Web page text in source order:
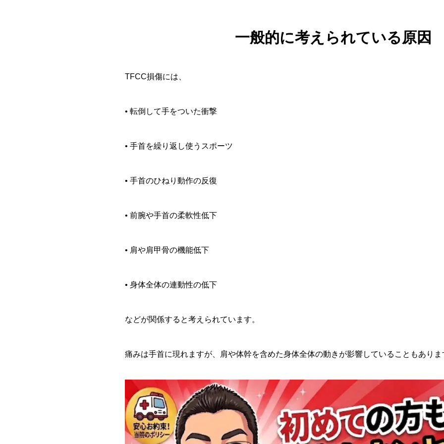
一般的に考えられている原因
TFCC損傷には、
• 転倒して手をついた衝撃
• 手首を繰り返し使うスポーツ
• 手首のひねり動作の反復
• 前腕や手首の柔軟性低下
• 肩や肩甲骨の機能低下
• 身体全体の連動性の低下
などが関係すると考えられています。
痛みは手首に現れますが、肩や体幹を含めた身体全体の動きが影響していることもありま